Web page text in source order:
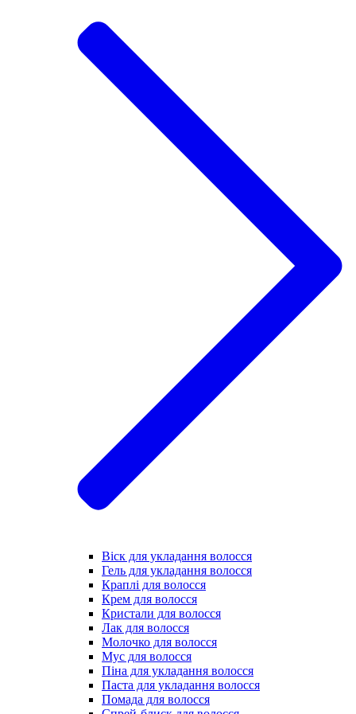
Віск для укладання волосся
Гель для укладання волосся
Краплі для волосся
Крем для волосся
Кристали для волосся
Лак для волосся
Молочко для волосся
Мус для волосся
Піна для укладання волосся
Паста для укладання волосся
Помада для волосся